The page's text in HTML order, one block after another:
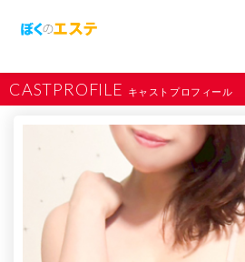
CASTPROFILE キャストプロフィール